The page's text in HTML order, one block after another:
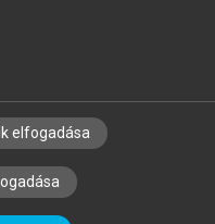
KÖNYVTÁROSOKNAK
ALAPELVEK
elfogadása